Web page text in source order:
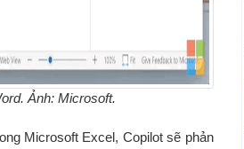
Ảnh: Microsoft.
Microsoft Excel, Copilot sẽ phản